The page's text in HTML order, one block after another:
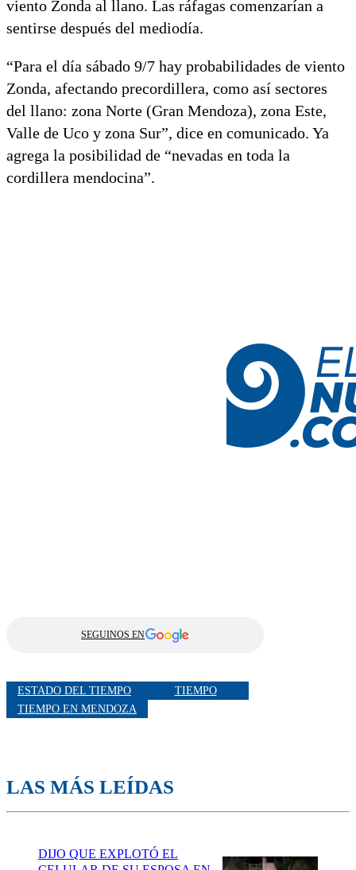
viento Zonda al llano. Las ráfagas comenzarían a
sentirse después del mediodía.
“Para el día sábado 9/7 hay probabilidades de viento
Zonda, afectando precordillera, como así sectores
del llano: zona Norte (Gran Mendoza), zona Este,
Valle de Uco y zona Sur”, dice en comunicado. Ya
agrega la posibilidad de “nevadas en toda la
cordillera mendocina”.
SEGUINOS EN
ESTADO DEL TIEMPO
TIEMPO
TIEMPO EN MENDOZA
LAS MÁS LEÍDAS
DIJO QUE EXPLOTÓ EL